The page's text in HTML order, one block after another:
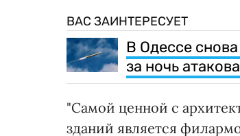
ВАС ЗАИНТЕРЕСУЕТ
В Одессе
за ночь
"Самой ценной с
зданий является